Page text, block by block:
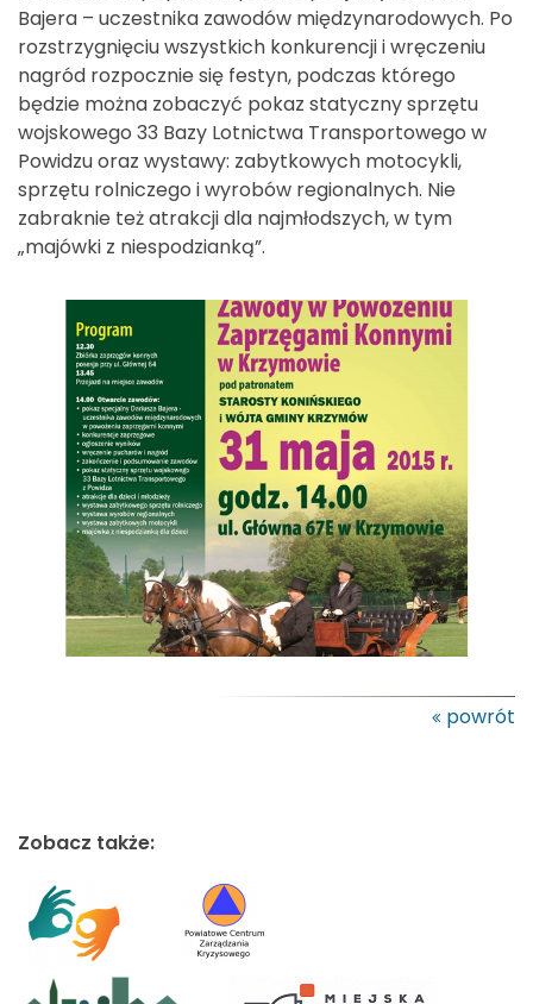
Bajera – uczestnika zawodów międzynarodowych. Po
rozstrzygnięciu wszystkich konkurencji i wręczeniu
nagród rozpocznie się festyn, podczas którego
będzie można zobaczyć pokaz statyczny sprzętu
wojskowego 33 Bazy Lotnictwa Transportowego w
Powidzu oraz wystawy: zabytkowych motocykli,
sprzętu rolniczego i wyrobów regionalnych. Nie
zabraknie też atrakcji dla najmłodszych, w tym
„majówki z niespodzianką”.
powrót
Zobacz także: